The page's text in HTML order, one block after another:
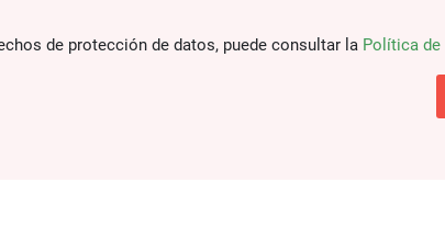
de protección de datos, puede consultar la Política de